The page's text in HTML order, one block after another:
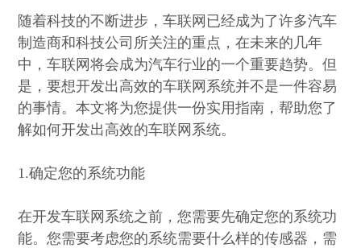
随着科技的不断进步，车联网已经成为了许多汽车
制造商和科技公司所关注的重点，在未来的几年
中，车联网将会成为汽车行业的一个重要趋势。但
是，要想开发出高效的车联网系统并不是一件容易
的事情。本文将为您提供一份实用指南，帮助您了
解如何开发出高效的车联网系统。
1.确定您的系统功能
在开发车联网系统之前，您需要先确定您的系统功
能。您需要考虑您的系统需要什么样的传感器，需